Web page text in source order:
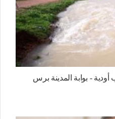
- بوابة المدينة برس